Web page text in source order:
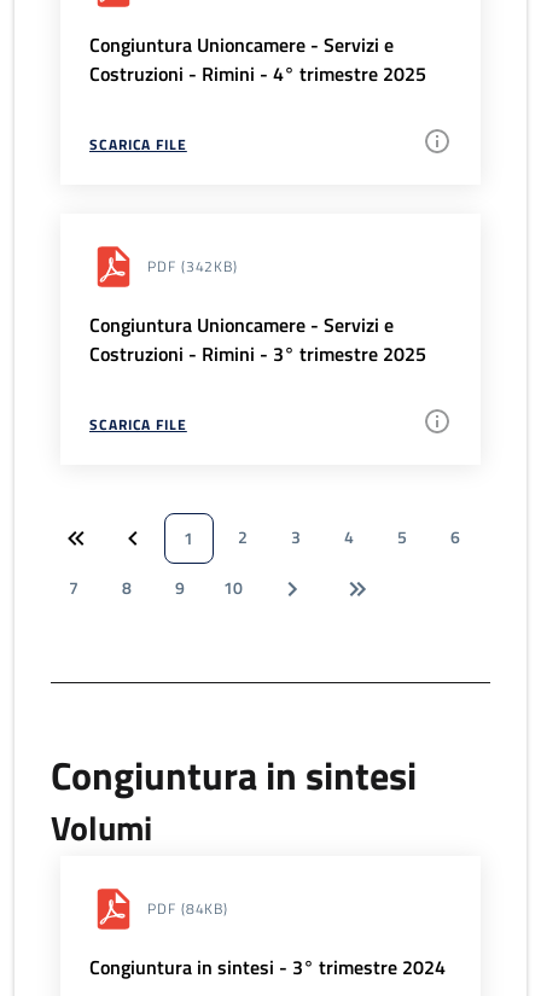
Congiuntura Unioncamere - Servizi e
Costruzioni - Rimini - 4° trimestre 2025
SCARICA FILE
PDF (342KB)
Congiuntura Unioncamere - Servizi e
Costruzioni - Rimini - 3° trimestre 2025
SCARICA FILE
1 2 3 4 5
6
7
8 9 10
Congiuntura in sintesi
Volumi
PDF (84KB)
Congiuntura in sintesi - 3° trimestre 2024